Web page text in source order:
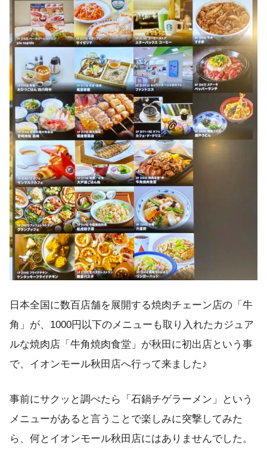
日本全国に数百店舗を展開する焼肉チェーン店の「牛
角」が、1000円以下のメニューも取り入れたカジュア
ルな焼肉店「牛角焼肉食堂」が秋田に初出店という事
で、イオンモール秋田店へ行って来ました♪
事前にサクッと調べたら「石鍋チゲラーメン」という
メニューがあると言うことで楽しみに突撃してみた
ら、何とイオンモール秋田店にはありませんでした。